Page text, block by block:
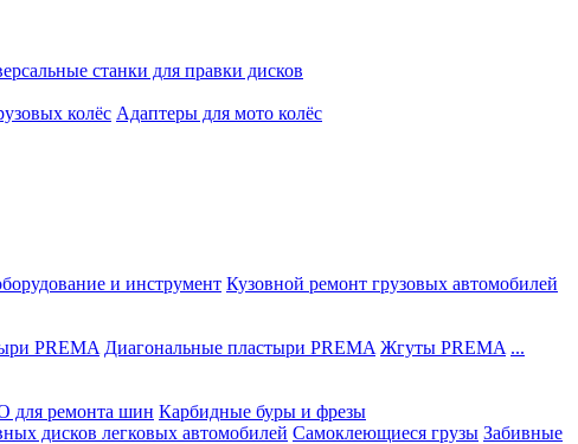
станки для правки дисков
колёс Адаптеры для мото колёс
и инструмент Кузовной ремонт грузовых автомобилей
PREMA Диагональные пластыри PREMA Жгуты PREMA ...
для ремонта шин Карбидные буры и фрезы
дисков легковых автомобилей Самоклеющиеся грузы Забивные